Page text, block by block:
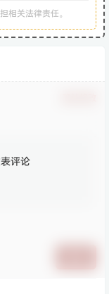
相关法律责任。
评论